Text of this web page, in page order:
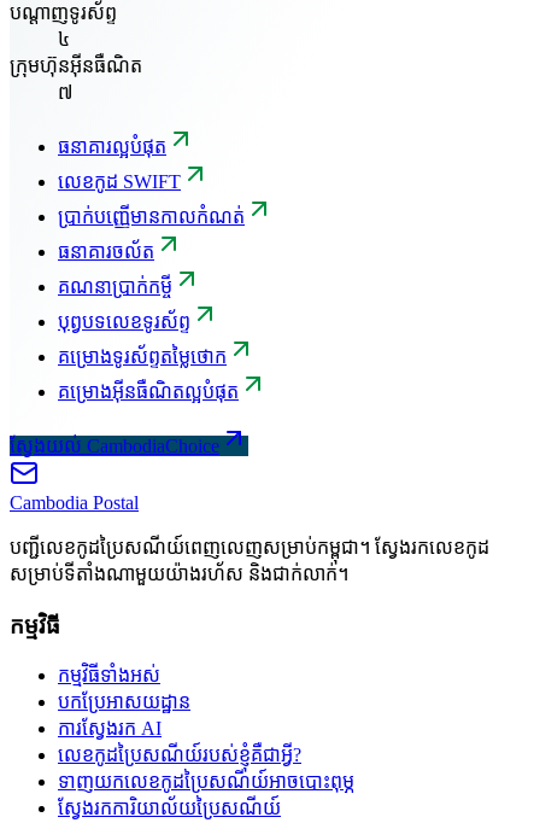
បណ្តាញទូរស័ព្ទ
៤
ក្រុមហ៊ុនអ៊ីនធឺណិត
៧
ធនាគារល្អបំផុត
លេខកូដ SWIFT
ប្រាក់បញ្ញើមានកាលកំណត់
ធនាគារចល័ត
គណនាប្រាក់កម្ចី
បុព្វបទលេខទូរស័ព្ទ
គម្រោងទូរស័ព្ទតម្លៃថោក
គម្រោងអ៊ីនធឺណិតល្អបំផុត
ស្វែងយល់ CambodiaChoice
Cambodia Postal
បញ្ជីលេខកូដប្រៃសណីយ៍ពេញលេញសម្រាប់កម្ពុជា។ ស្វែងរកលេខកូដ
សម្រាប់ទីតាំងណាមួយយ៉ាងរហ័ស និងជាក់លាក់។
កម្មវិធី
កម្មវិធីទាំងអស់
បកប្រែអាសយដ្ឋាន
ការស្វែងរក AI
លេខកូដប្រៃសណីយ៍របស់ខ្ញុំគឺជាអ្វី?
ទាញយកលេខកូដប្រៃសណីយ៍អាចបោះពុម្ភ
ស្វែងរកការិយាល័យប្រៃសណីយ៍